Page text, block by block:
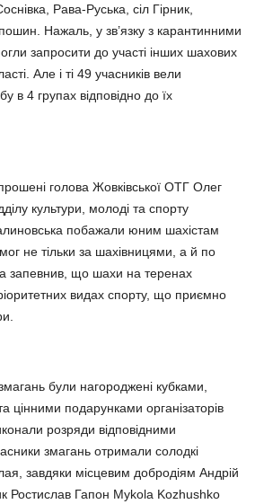
Рава-Руська, сіл Гірник,
Нажаль, у зв’язку з карантинними
запросити до участі інших шахових
Але і ті 49 учасників вели
в 4 групах відповідно до їх
голова Жовківської ОТГ Олег
культури, молоді та спорту
побажали юним шахістам
не тільки за шахівницями, а й по
запевнив, що шахи на теренах
видах спорту, що приємно
були нагороджені кубками,
цінними подарунками організаторів
розряди відповідними
змагань отримали солодкі
завдяки місцевим добродіям Андрій
Ростислав Гапон Mykola Kozhushko